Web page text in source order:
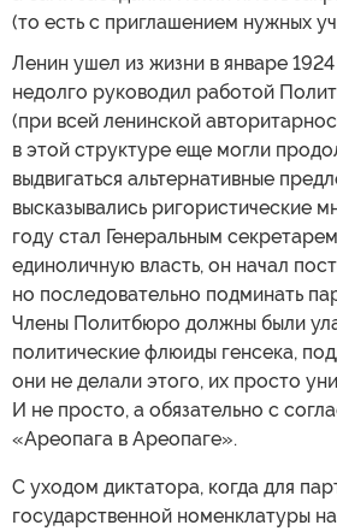
(то есть с приглашением нужных
Ленин ушел из жизни в январе
недолго руководил работой
(при всей ленинской
в этой структуре еще могли
выдвигаться альтернативные
высказывались ригористические
году стал Генеральным
единоличную власть, он начал
но последовательно подминать
Члены Политбюро должны были
политические флюиды генсека,
они не делали этого, их просто
И не просто, а обязательно с
«Ареопага в Ареопаге».
С уходом диктатора, когда для
государственной номенклатуры